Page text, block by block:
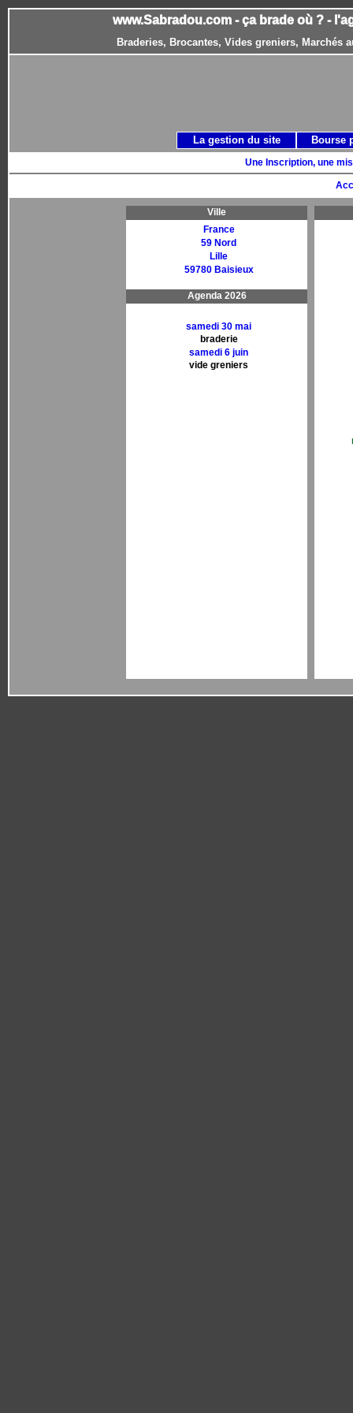
www.Sabradou.com - ça brade où ? -
Braderies, Brocantes, Vides greniers, Marchés
Une Inscription, une
Ville
France
59 Nord
Lille
59780 Baisieux
Agenda 2026
samedi 30 mai
braderie
samedi 6 juin
vide greniers
La gestion du site Bourse